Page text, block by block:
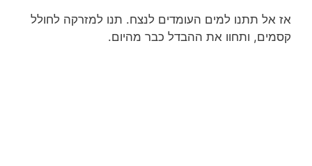
אז אל תתנו למים העומדים לנצח. תנו למזרקה לחולל
קסמים, ותחוו את ההבדל כבר מהיום.